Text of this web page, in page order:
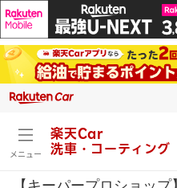
メニュー
楽天Car
洗車・コーティング